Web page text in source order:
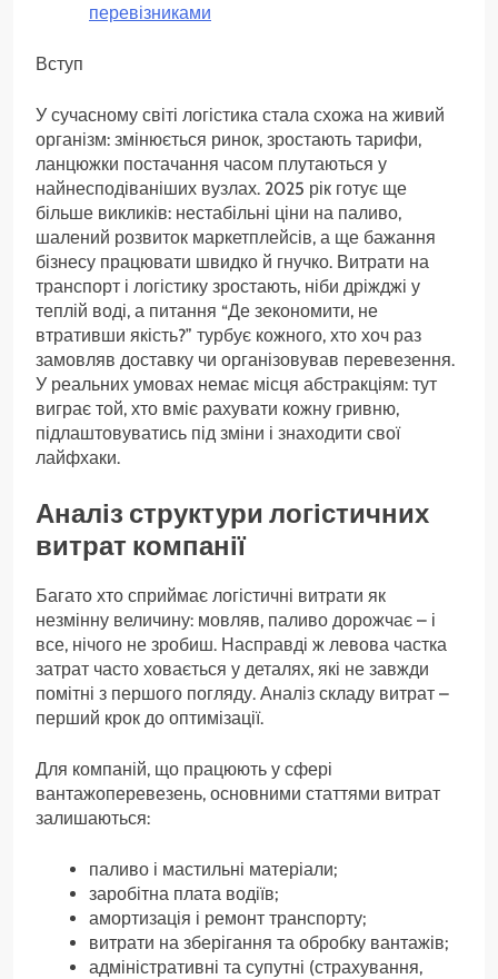
перевізниками
Вступ
У сучасному світі логістика стала схожа на живий
організм: змінюється ринок, зростають тарифи,
ланцюжки постачання часом плутаються у
найнесподіваніших вузлах. 2025 рік готує ще
більше викликів: нестабільні ціни на паливо,
шалений розвиток маркетплейсів, а ще бажання
бізнесу працювати швидко й гнучко. Витрати на
транспорт і логістику зростають, ніби дріжджі у
теплій воді, а питання “Де зекономити, не
втративши якість?” турбує кожного, хто хоч раз
замовляв доставку чи організовував перевезення.
У реальних умовах немає місця абстракціям: тут
виграє той, хто вміє рахувати кожну гривню,
підлаштовуватись під зміни і знаходити свої
лайфхаки.
Аналіз структури логістичних
витрат компанії
Багато хто сприймає логістичні витрати як
незмінну величину: мовляв, паливо дорожчає – і
все, нічого не зробиш. Насправді ж левова частка
затрат часто ховається у деталях, які не завжди
помітні з першого погляду. Аналіз складу витрат –
перший крок до оптимізації.
Для компаній, що працюють у сфері
вантажоперевезень, основними статтями витрат
залишаються:
паливо і мастильні матеріали;
заробітна плата водіїв;
амортизація і ремонт транспорту;
витрати на зберігання та обробку вантажів;
адміністративні та супутні (страхування,